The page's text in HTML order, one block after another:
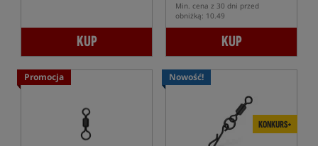
KUP
Min. cena z 30 dni przed
obniżką: 10.49
KUP
Promocja Nowość!
KONKURS+